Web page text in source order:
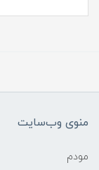
منوی وب‌سایت
مودم